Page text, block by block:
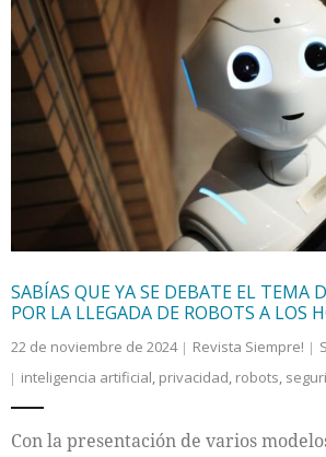
SABÍAS QUE YA SE DEBATE EL TEMA
POR LA LLEGADA DE ROBOTS A LOS
22 de noviembre de 2024 Revista Siempre!
inteligencia artificial, privacidad, robots,
Con la presentación de varios